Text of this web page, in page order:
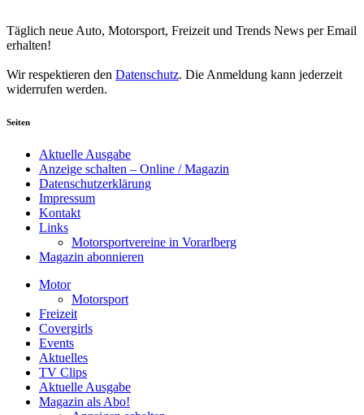
Täglich neue Auto, Motorsport, Freizeit und Trends News per Email
erhalten!
Wir respektieren den Datenschutz. Die Anmeldung kann jederzeit
widerrufen werden.
Seiten
Aktuelle Ausgabe
Anzeige schalten – Online / Magazin
Datenschutzerklärung
Impressum
Kontakt
Links
Motorsportvereine in Vorarlberg
Magazin abonnieren
Motor
Motorsport
Freizeit
Covergirls
Events
Aktuelles
TV Clips
Aktuelle Ausgabe
Magazin als Abo!